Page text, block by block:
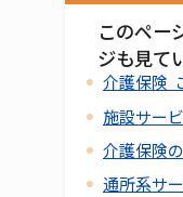
このペー
ジも見て
介護保険
施設サー
介護保険
通所系サ